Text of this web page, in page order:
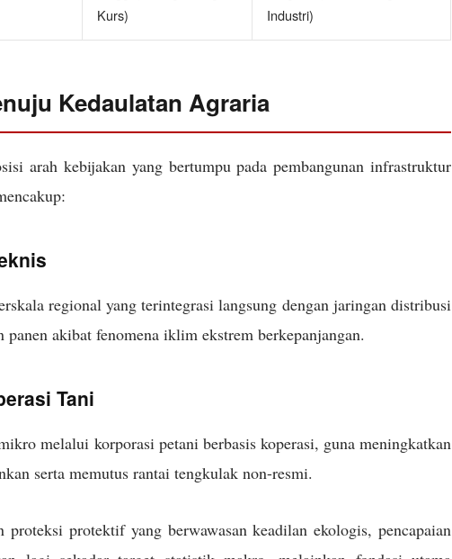
Kurs)
Industri)
Kedaulatan Agraria
arah kebijakan yang bertumpu pada pembangunan infrastruktur
regional yang terintegrasi langsung dengan jaringan distribusi
akibat fenomena iklim ekstrem berkepanjangan.
Tani
melalui korporasi petani berbasis koperasi, guna meningkatkan
serta memutus rantai tengkulak non-resmi.
protektif yang berwawasan keadilan ekologis, pencapaian